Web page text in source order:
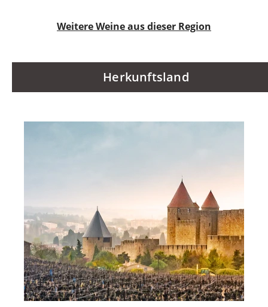
Weitere Weine aus dieser Region
Herkunftsland